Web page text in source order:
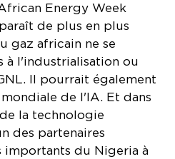
de plus en plus
gaz africain ne se
l'industrialisation ou
Il pourrait également
de l'IA. Et dans
la technologie
des partenaires
du Nigeria à